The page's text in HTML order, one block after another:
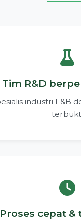
Tim R&D
industri F&B
Proses cepat &